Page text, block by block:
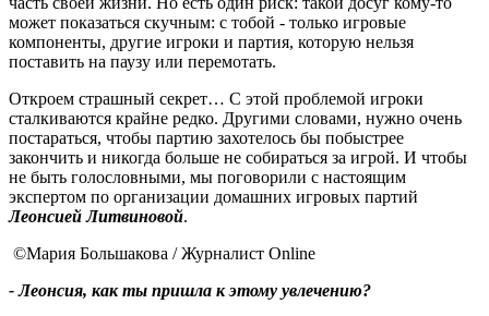
может показаться скучным: с тобой - только игровые
компоненты, другие игроки и партия, которую нельзя
поставить на паузу или перемотать.
Откроем страшный секрет… С этой проблемой игроки
сталкиваются крайне редко. Другими словами, нужно очень
постараться, чтобы партию захотелось бы побыстрее
закончить и никогда больше не собираться за игрой. И чтобы
не быть голословными, мы поговорили с настоящим
экспертом по организации домашних игровых партий
Леонсией Литвиновой.
©Мария Большакова / Журналист Online
- Леонсия, как ты пришла к этому увлечению?